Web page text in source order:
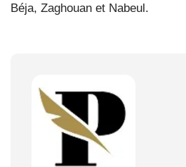
Béja, Zaghouan et Nabeul.